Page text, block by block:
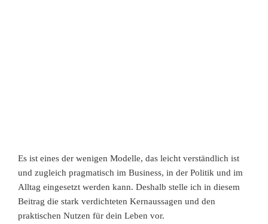
Es ist eines der wenigen Modelle, das leicht verständlich ist
und zugleich pragmatisch im Business, in der Politik und im
Alltag eingesetzt werden kann. Deshalb stelle ich in diesem
Beitrag die stark verdichteten Kernaussagen und den
praktischen Nutzen für dein Leben vor.